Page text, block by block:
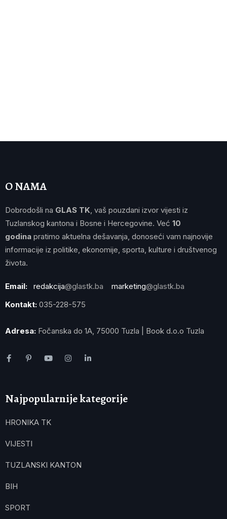
O NAMA
Dobrodošli na GLAS TK , vaš pouzdani izvor vijesti iz
Tuzlanskog kantona i Bosne i Hercegovine. Već 10
godina pratimo aktuelna dešavanja, donoseći vam najnovije
informacije iz politike, ekonomije, sporta, kulture i društvenog
života.
Email: redakcija@glastk.ba marketing@glastk.ba
Kontakt: 035-228-575
Adresa: Fočanska do 1A, 75000 Tuzla | Book d.o.o Tuzla
Najpopularnije kategorije
HRONIKA TK
VIJESTI
TUZLANSKI KANTON
BIH
SPORT